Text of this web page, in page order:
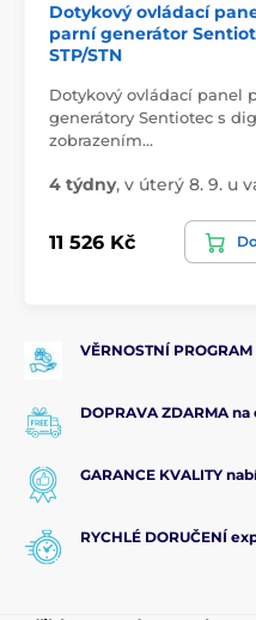
Dotykový ovládací
parní generátor
STP/STN
Dotykový ovládací panel
generátory Sentiotec s
zobrazením…
4 týdny, v úterý 8. 9. u
11 526 Kč
VĚRNOSTNÍ
DOPRAVA ZDARMA
GARANCE KVALITY
RYCHLÉ DORUČENÍ